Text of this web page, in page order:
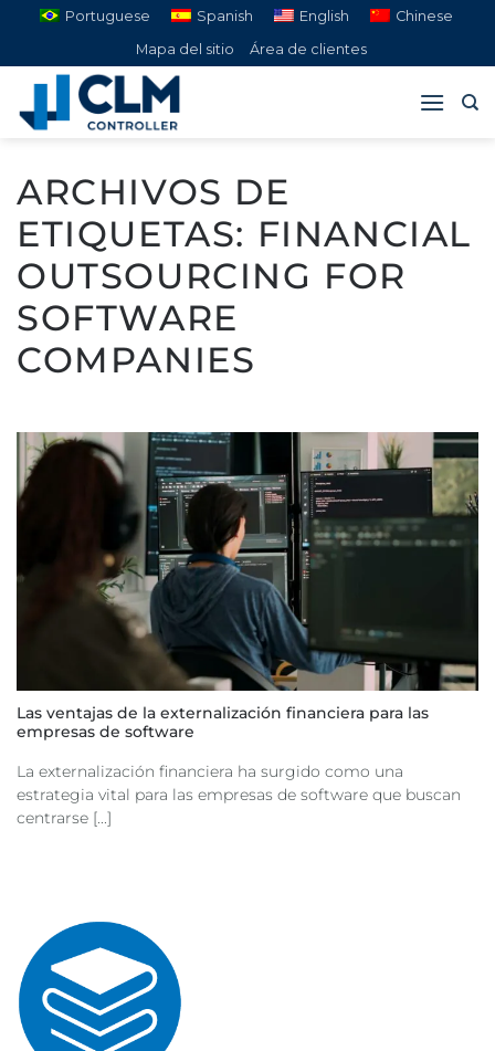
Saltar
contenido
Portuguese Spanish English
Chinese
Mapa del sitio
Área de clientes
ARCHIVOS DE
ETIQUETAS: FINANCIAL
OUTSOURCING FOR
SOFTWARE
COMPANIES
Las ventajas de la externalización financiera para las
empresas de software
La externalización financiera ha surgido como una
estrategia vital para las empresas de software que buscan
centrarse [...]